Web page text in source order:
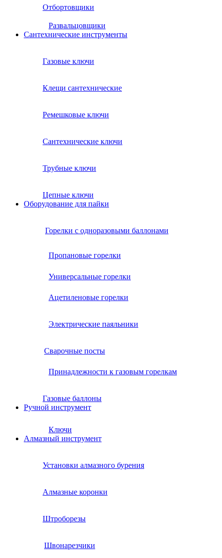
Отбортовщики
Развальцовщики
Сантехнические инcтрументы
Газовые ключи
Клещи сантехнические
Ремешковые ключи
Сантехнические ключи
Трубные ключи
Цепные ключи
Оборудование для пайки
Горелки с одноразовыми баллонами
Пропановые горелки
Универсальные горелки
Ацетиленовые горелки
Электрические паяльники
Сварочные посты
Принадлежности к газовым горелкам
Газовые баллоны
Ручной инструмент
Ключи
Алмазный инструмент
Установки алмазного бурения
Алмазные коронки
Штроборезы
Швонарезчики